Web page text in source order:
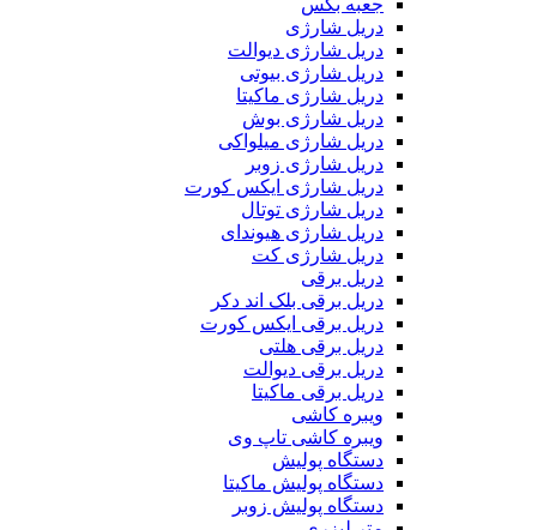
دریل شارژی
دریل شارژی دیوالت
دریل شارژی بیوتی
دریل شارژی ماکیتا
دریل شارژی بوش
دریل شارژی میلواکی
دریل شارژی زوبر
دریل شارژی ایکس کورت
دریل شارژی توتال
دریل شارژی هیوندای
دریل شارژی کت
دریل برقی
دریل برقی بلک اند دکر
دریل برقی ایکس کورت
دریل برقی هلتی
دریل برقی دیوالت
دریل برقی ماکیتا
ویبره کاشی
ویبره کاشی تاپ وی
دستگاه پولیش
دستگاه پولیش ماکیتا
دستگاه پولیش زوبر